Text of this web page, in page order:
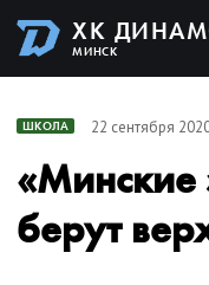
ХК
МИНСК
ШКОЛА 22 сентября
«Минские
берут